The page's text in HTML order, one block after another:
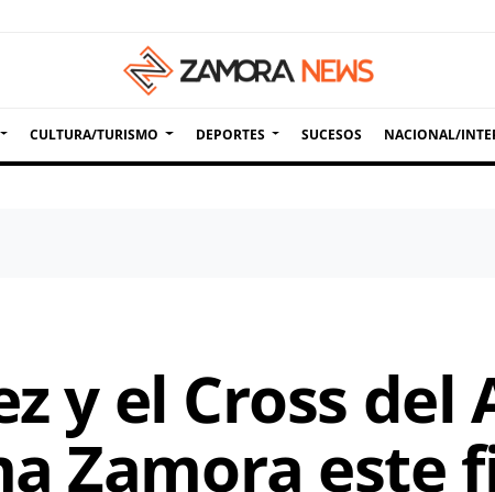
CULTURA/TURISMO DEPORTES SUCESOS NACIONAL/
y el Cross del
Zamora este